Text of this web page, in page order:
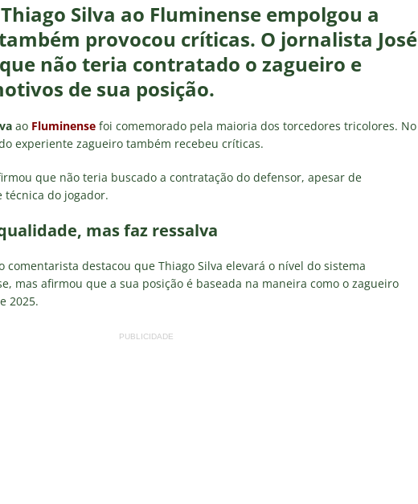
de 2026 ]
Hércules, do Fluminense, entra na mira do Zenit, da Rússia
NOTÍCIAS
de 2026 ]
Provável escalação: Vasco terá mudanças para enfrentar o Fluminense
NOTÍCIAS
Silva ao Fluminense empolgou a
provocou críticas. O jornalista José
não teria contratado o zagueiro e
de sua posição.
ao Fluminense foi comemorado pela maioria dos torcedores tricolores. No
experiente zagueiro também recebeu críticas.
que não teria buscado a contratação do defensor, apesar de
técnica do jogador.
mas faz ressalva
comentarista destacou que Thiago Silva elevará o nível do sistema
mas afirmou que a sua posição é baseada na maneira como o zagueiro
2025.
PUBLICIDADE